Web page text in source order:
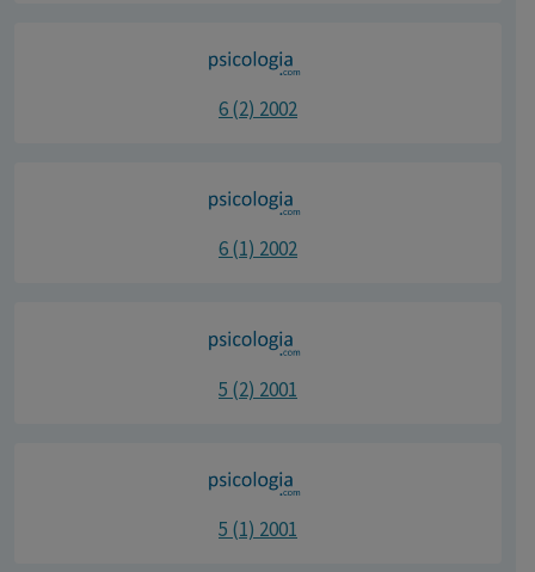
6 (2) 2002
6 (1) 2002
5 (2) 2001
5 (1) 2001